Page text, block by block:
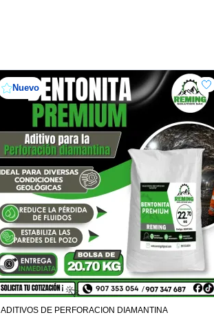
Nuevo
ADITIVOS DE PERFORACION DIAMANTINA